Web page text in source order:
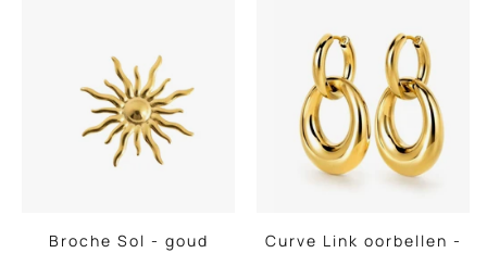
Broche Sol - goud
Curve Link oorbellen -